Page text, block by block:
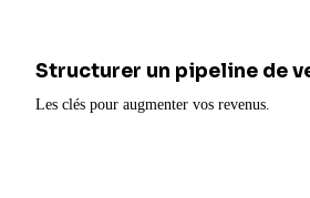
Structurer un pipeline de
Les clés pour augmenter vos revenus.